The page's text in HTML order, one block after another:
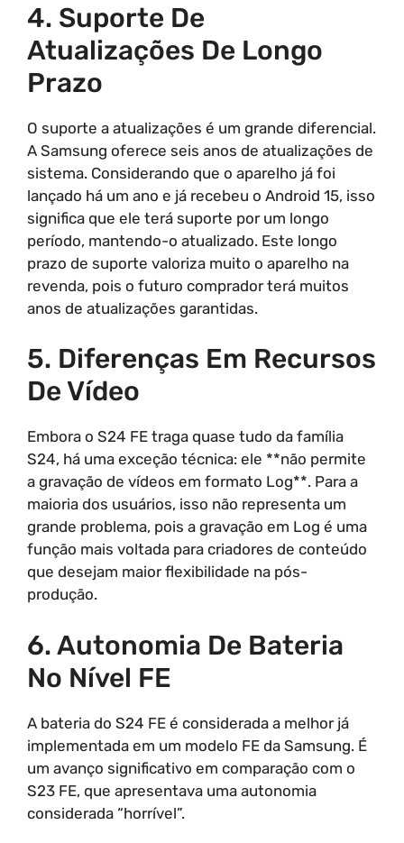
4. Suporte De
Atualizações De Longo
Prazo
O suporte a atualizações é um grande diferencial.
A Samsung oferece seis anos de atualizações de
sistema. Considerando que o aparelho já foi
lançado há um ano e já recebeu o Android 15, isso
significa que ele terá suporte por um longo
período, mantendo-o atualizado. Este longo
prazo de suporte valoriza muito o aparelho na
revenda, pois o futuro comprador terá muitos
anos de atualizações garantidas.
5. Diferenças Em Recursos
De Vídeo
Embora o S24 FE traga quase tudo da família
S24, há uma exceção técnica: ele **não permite
a gravação de vídeos em formato Log**. Para a
maioria dos usuários, isso não representa um
grande problema, pois a gravação em Log é uma
função mais voltada para criadores de conteúdo
que desejam maior flexibilidade na pós-
produção.
6. Autonomia De Bateria
No Nível FE
A bateria do S24 FE é considerada a melhor já
implementada em um modelo FE da Samsung. É
um avanço significativo em comparação com o
S23 FE, que apresentava uma autonomia
considerada “horrível”.